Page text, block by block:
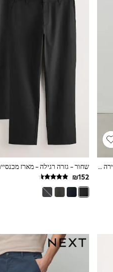
שחור - גזרה צרה - מכנסי צ'ינו סטרץ' מתערובת עשירה בכותנה